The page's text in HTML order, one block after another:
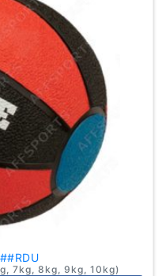
7kg, 8kg, 9kg, 10kg)